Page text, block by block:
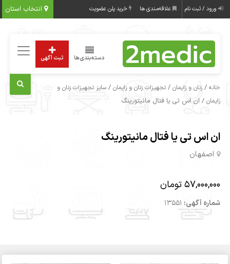
انتخاب استان ورود / ثبت نام علاقه‌مندی ها خرید پلن عضویت
دسته‌بندی‌ها ثبت آگهی
خانه /زنان و زایمان /تجهیزات زنان و زایمان /سایز تجهیزات زنان و
زایمان / ان اس تی یا فتال مانیتورینگ
ان اس تی یا فتال مانیتورینگ
اصفهان
57,000,000 تومان
شماره آگهی: 13551